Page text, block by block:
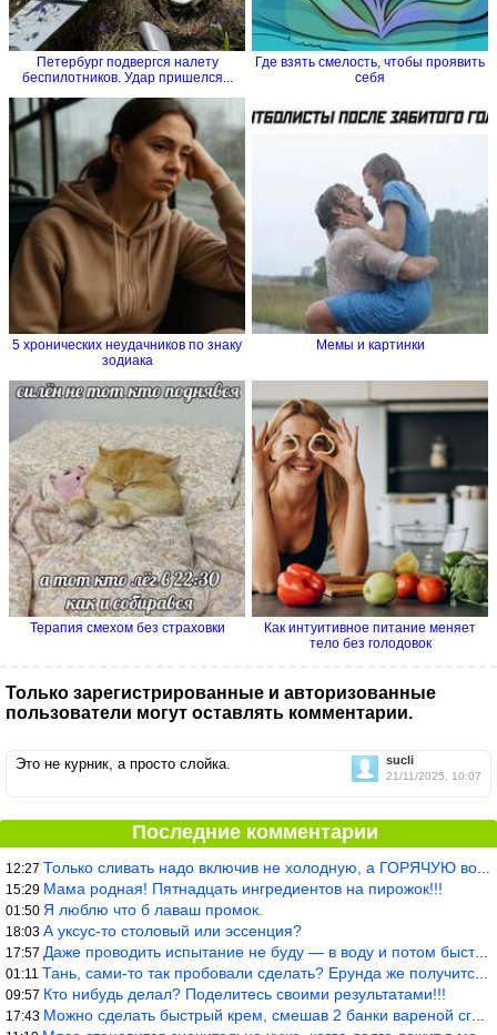
Петербург подвергся налету
беспилотников. Удар пришелся...
Где взять смелость, чтобы проявить
себя
5 хронических неудачников по знаку
зодиака
Мемы и картинки
Терапия смехом без страховки
Как интуитивное питание меняет
тело без голодовок
Только зарегистрированные и авторизованные
пользователи могут оставлять комментарии.
sucli
21/11/2025, 10:07
Это не курник, а просто слойка.
Последние комментарии
12:27 Только сливать надо включив не холодную, а ГОРЯЧУЮ воду. Трубы в
15:29 Мама родная! Пятнадцать ингредиентов на пирожок!!!
01:50 Я люблю что б лаваш промок.
18:03 А уксус-то столовый или эссенция?
17:57 Даже проводить испытание не буду — в воду и потом быстро в раска
01:11 Тань, сами-то так пробовали сделать? Ерунда же получится. Нет, с
09:57 Кто нибудь делал? Поделитесь своими результатами!!!
17:43 Можно сделать быстрый крем, смешав 2 банки вареной сгущенки со с